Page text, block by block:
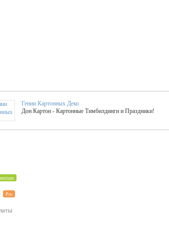
Гении Картонных Деко
Дон Картон - Картонные Тимбилдинги и Праздники!
№1
Pro